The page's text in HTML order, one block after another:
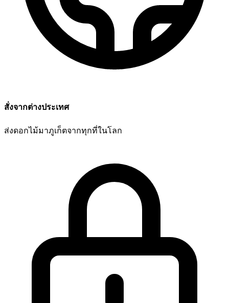
สั่งจากต่างประเทศ
ส่งดอกไม้มาภูเก็ตจากทุกที่ในโลก